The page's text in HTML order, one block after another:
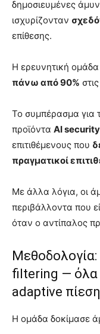
δημοσιευμένες
ισχυρίζονταν
επίθεσης.
Η ερευνητική
πάνω από 90%
Το συμπέρασμα για
προϊόντα AI security
επιτιθέμενους που
πραγματικοί
Με άλλα λόγια, οι
περιβάλλοντα που
όταν ο αντίπαλος
filtering — όλα
adaptive πίεση
Η ομάδα δοκίμασε